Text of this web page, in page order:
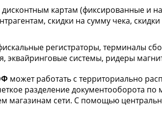
картам (фиксированные и
скидки на сумму чека,
регистраторы, терминалы
эквайринговые системы, ридеры
может работать с территориально
разделение документооборота по
магазинам сети. С помощью